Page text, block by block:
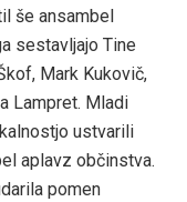
še ansambel
sestavljajo Tine
Mark Kukovič,
Lampret. Mladi
ustvarili
aplavz občinstva.
pomen